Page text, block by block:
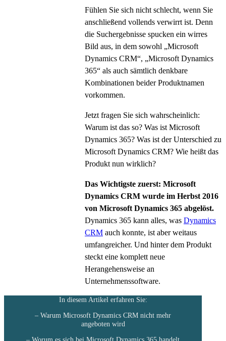
Fühlen Sie sich nicht schlecht, wenn Sie
anschließend vollends verwirrt ist. Denn
die Suchergebnisse spucken ein wirres
Bild aus, in dem sowohl „Microsoft
Dynamics CRM“, „Microsoft Dynamics
365“ als auch sämtlich denkbare
Kombinationen beider Produktnamen
vorkommen.
Jetzt fragen Sie sich wahrscheinlich:
Warum ist das so? Was ist Microsoft
Dynamics 365? Was ist der Unterschied zu
Microsoft Dynamics CRM? Wie heißt das
Produkt nun wirklich?
Das Wichtigste zuerst: Microsoft
Dynamics CRM wurde im Herbst 2016
von Microsoft Dynamics 365 abgelöst.
Dynamics 365 kann alles, was Dynamics
CRM auch konnte, ist aber weitaus
umfangreicher. Und hinter dem Produkt
steckt eine komplett neue
Herangehensweise an
Unternehmenssoftware.
In diesem Artikel erfahren Sie:
– Warum Microsoft Dynamics CRM nicht mehr
angeboten wird